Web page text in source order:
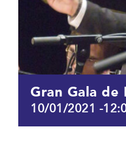
Gran Gala de
10/01/2021 -